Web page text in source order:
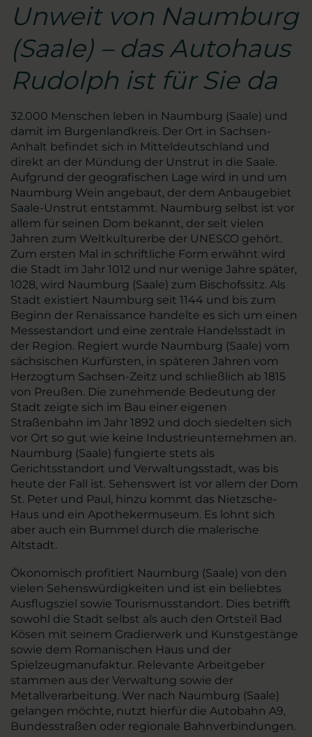
Unweit von Naumburg
(Saale) – das Autohaus
Rudolph ist für Sie da
32.000 Menschen leben in Naumburg (Saale) und
damit im Burgenlandkreis. Der Ort in Sachsen-
Anhalt befindet sich in Mitteldeutschland und
direkt an der Mündung der Unstrut in die Saale.
Aufgrund der geografischen Lage wird in und um
Naumburg Wein angebaut, der dem Anbaugebiet
Saale-Unstrut entstammt. Naumburg selbst ist vor
allem für seinen Dom bekannt, der seit vielen
Jahren zum Weltkulturerbe der UNESCO gehört.
Zum ersten Mal in schriftliche Form erwähnt wird
die Stadt im Jahr 1012 und nur wenige Jahre später,
1028, wird Naumburg (Saale) zum Bischofssitz. Als
Stadt existiert Naumburg seit 1144 und bis zum
Beginn der Renaissance handelte es sich um einen
Messestandort und eine zentrale Handelsstadt in
der Region. Regiert wurde Naumburg (Saale) vom
sächsischen Kurfürsten, in späteren Jahren vom
Herzogtum Sachsen-Zeitz und schließlich ab 1815
von Preußen. Die zunehmende Bedeutung der
Stadt zeigte sich im Bau einer eigenen
Straßenbahn im Jahr 1892 und doch siedelten sich
vor Ort so gut wie keine Industrieunternehmen an.
Naumburg (Saale) fungierte stets als
Gerichtsstandort und Verwaltungsstadt, was bis
heute der Fall ist. Sehenswert ist vor allem der Dom
St. Peter und Paul, hinzu kommt das Nietzsche-
Haus und ein Apothekermuseum. Es lohnt sich
aber auch ein Bummel durch die malerische
Altstadt.
Ökonomisch profitiert Naumburg (Saale) von den
vielen Sehenswürdigkeiten und ist ein beliebtes
Ausflugsziel sowie Tourismusstandort. Dies betrifft
sowohl die Stadt selbst als auch den Ortsteil Bad
Kösen mit seinem Gradierwerk und Kunstgestänge
sowie dem Romanischen Haus und der
Spielzeugmanufaktur. Relevante Arbeitgeber
stammen aus der Verwaltung sowie der
Metallverarbeitung. Wer nach Naumburg (Saale)
gelangen möchte, nutzt hierfür die Autobahn A9,
Bundesstraßen oder regionale Bahnverbindungen.